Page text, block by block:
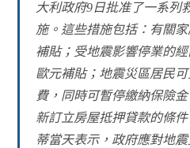
大利政府9日批准了一系列
施。這些措施包括：有關
補貼；受地震影響停業的
歐元補貼；地震災區居民
費，同時可暫停繳納保險
新訂立房屋抵押貸款的條
蒂當天表示，政府應對地